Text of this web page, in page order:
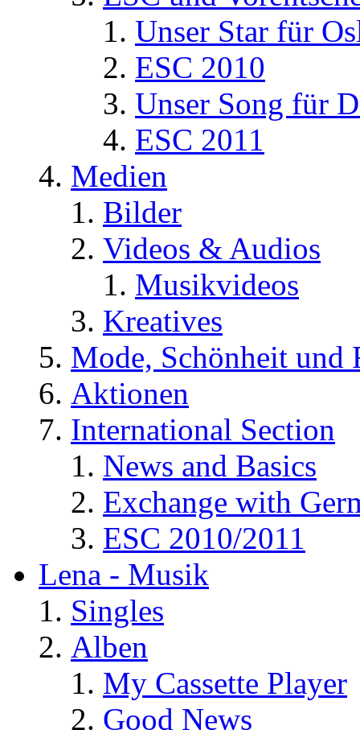
Unser Star für
ESC 2010
Unser Song für
ESC 2011
Medien
Bilder
Videos & Audios
Musikvideos
Kreatives
Mode, Schönheit und
Aktionen
International Section
News and Basics
Exchange with
ESC 2010/2011
Lena - Musik
Singles
Alben
My Cassette Player
Good News